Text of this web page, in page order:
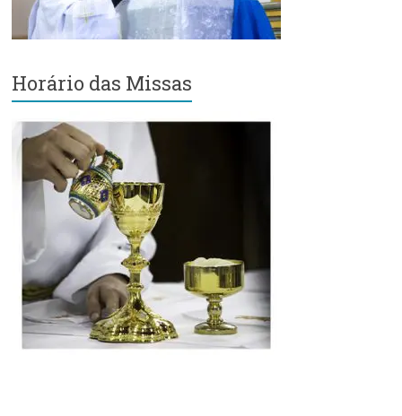
Setor
Horário das Missas